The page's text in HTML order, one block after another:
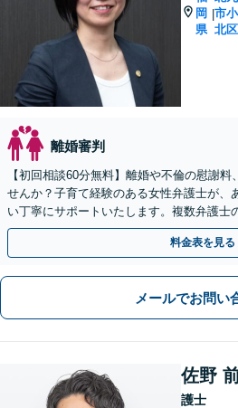
岡
県
|市
北区
離婚審判
【初回相談60分無料】離婚や不倫の慰謝
せんか？子育て経験のある女性弁護士が、
い丁寧にサポートいたします。複数弁護士
し、解決まで一貫して対応いたします。
料金表を見る
メールでお問い
佐野
護士